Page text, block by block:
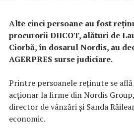
Alte cinci persoane au fost
procurorii DIICOT, alături de
Ciorbă, în dosarul Nordis, au
AGERPRES surse judiciare.
Printre persoanele reținute se află
acționar la firme din Nordis
director de vânzări și Sanda
economic.